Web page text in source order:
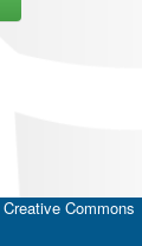
Creative Commons